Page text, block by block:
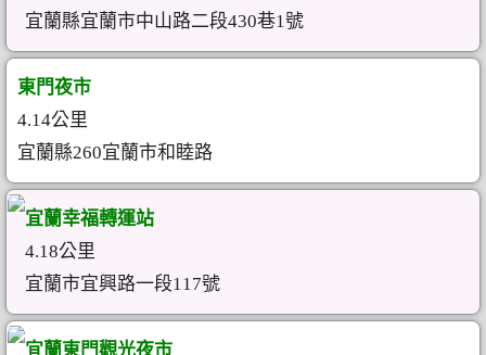
宜蘭縣宜蘭市中山路二段430巷1號
東門夜市
4.14公里
宜蘭縣260宜蘭市和睦路
宜蘭幸福轉運站
4.18公里
宜蘭市宜興路一段117號
宜蘭東門觀光夜市